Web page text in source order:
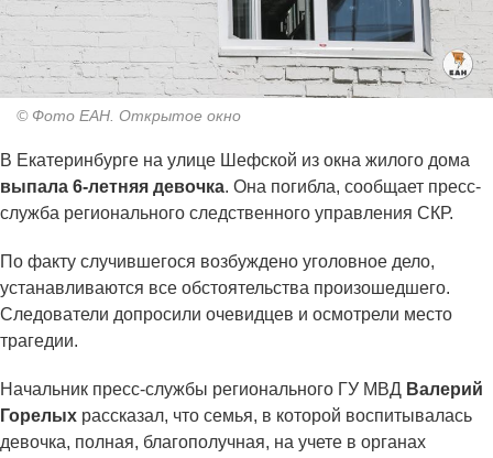
© Фото ЕАН. Открытое окно
В Екатеринбурге на улице Шефской из окна жилого дома
выпала 6-летняя девочка. Она погибла, сообщает пресс-
служба регионального следственного управления СКР.
По факту случившегося возбуждено уголовное дело,
устанавливаются все обстоятельства произошедшего.
Следователи допросили очевидцев и осмотрели место
трагедии.
Начальник пресс-службы регионального ГУ МВД Валерий
Горелых рассказал, что семья, в которой воспитывалась
девочка, полная, благополучная, на учете в органах